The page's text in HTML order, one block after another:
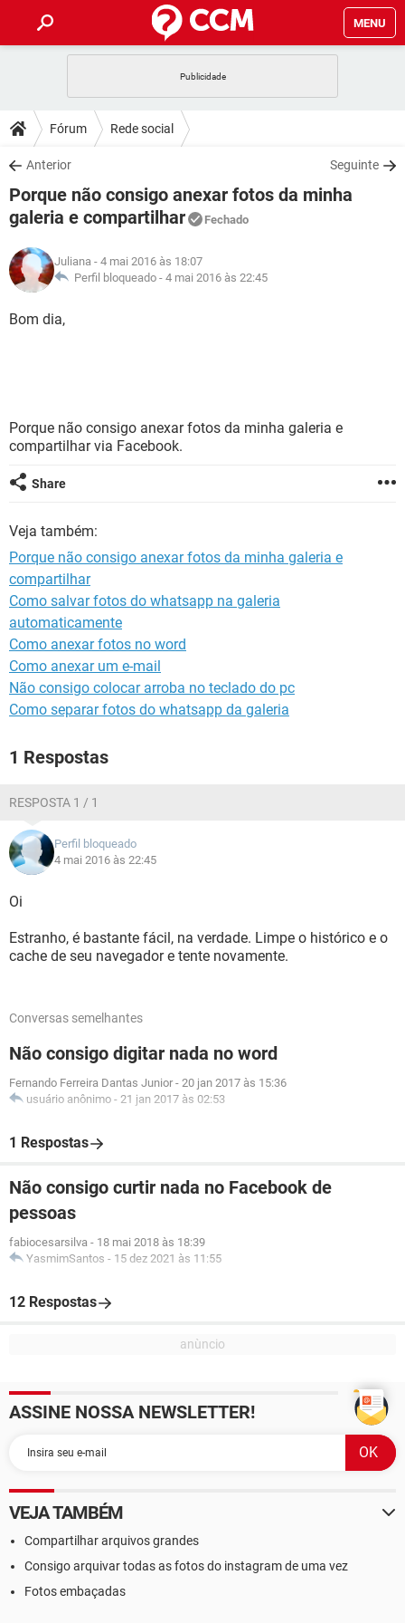
MENU
CELULAR
OUTLOOK
INSTAGRAM GMAIL
GUIA DE COMPRAS
DICAS
JOGOS
OUTLOOK
GUIA DE COMPRAS
DOWNLOADS
JOGOS WHATSAPP
CELULAR FACEBOOK
OUTLOOK
INSTAGRAM
GUIA DE COMPRAS
FÓRUM
CELULAR FACEBOOK
GLOSSÁRIO
JOGOS
CELULAR
Fórum Rede social
Anterior Seguinte
Porque não consigo anexar fotos da minha
galeria e compartilhar
Fechado
Juliana - 4 mai 2016 às 18:07
Perfil bloqueado - 4 mai 2016 às 22:45
Bom dia,
Porque não consigo anexar fotos da minha galeria e
compartilhar via Facebook.
Share
Veja também:
Porque não consigo anexar fotos da minha galeria e
compartilhar
Como salvar fotos do whatsapp na galeria
automaticamente
Como anexar fotos no word
Como anexar um e-mail
Não consigo colocar arroba no teclado do pc
Como separar fotos do whatsapp da galeria
1 Respostas
RESPOSTA 1 / 1
Perfil bloqueado
4 mai 2016 às 22:45
Oi
Estranho, é bastante fácil, na verdade. Limpe o histórico e o
cache de seu navegador e tente novamente.
Conversas semelhantes
Não consigo digitar nada no word
Fernando Ferreira Dantas Junior - 20 jan 2017 às 15:36
usuário anônimo - 21 jan 2017 às 02:53
1 Respostas
Não consigo curtir nada no Facebook de
pessoas
fabiocesarsilva - 18 mai 2018 às 18:39
YasmimSantos - 15 dez 2021 às 11:55
12 Respostas
ASSINE NOSSA NEWSLETTER!
VEJA TAMBÉM
Compartilhar arquivos grandes
Consigo arquivar todas as fotos do instagram de uma vez
Fotos embaçadas